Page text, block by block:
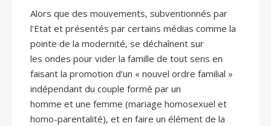
Alors que des mouvements, subventionnés par
l’Etat et présentés par certains médias comme la
pointe de la modernité, se déchaînent sur
les ondes pour vider la famille de tout sens en
faisant la promotion d’un « nouvel ordre familial »
indépendant du couple formé par un
homme et une femme (mariage homosexuel et
homo-parentalité), et en faire un élément de la